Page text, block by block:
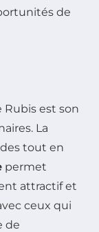
de
est son
La
tout en
permet
attractif et
ceux qui
de